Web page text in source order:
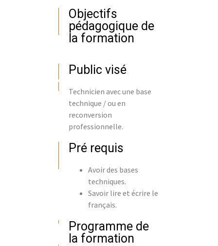
Objectifs
pédagogique de
la formation
Public visé
Technicien avec une base
technique / ou en
reconversion
professionnelle.
Pré requis
Avoir des bases
techniques.
Savoir lire et écrire le
français.
Programme de
la formation